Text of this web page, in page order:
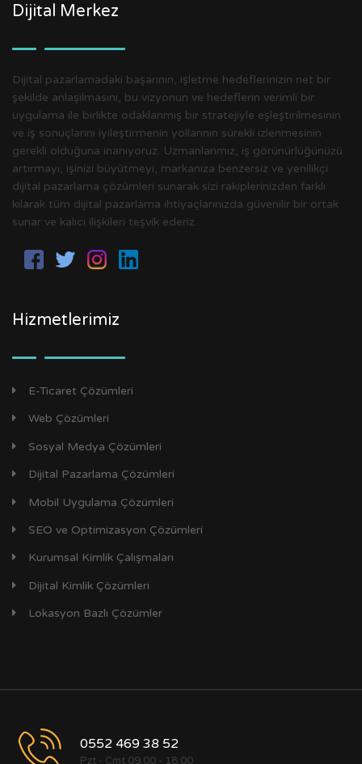
Dijital Merkez
Dijital pazarlamadaki başarının, işletme hedeflerinizin net bir
şekilde anlaşılmasını, bu vizyonun ve hedeflerin verimli bir
uygulama ile birlikte odaklanmış bir stratejiyle eşleştirilmesinin
ve iş sonuçlarını iyileştirmenin yollarının sürekli izlenmesinin
gerekli olduğuna inanıyoruz. Uzmanlarımız, iş görünürlüğünüzü
artırmayı, işinizi büyütmeyi, markanıza benzersiz ve yenilikçi
dijital pazarlama çözümleri sunarak sizi rakiplerinizden farklı
kılarak tüm dijital pazarlama ihtiyaçlarınızda güvenilir bir ortak
sunar ve kalıcı ilişkileri teşvik ederiz.
Hizmetlerimiz
E-Ticaret Çözümleri
Web Çözümleri
Sosyal Medya Çözümleri
Dijital Pazarlama Çözümleri
Mobil Uygulama Çözümleri
SEO ve Optimizasyon Çözümleri
Kurumsal Kimlik Çalışmaları
Dijital Kimlik Çözümleri
Lokasyon Bazlı Çözümler
0552 469 38 52
Pzt - Cmt 09.00 - 18.00